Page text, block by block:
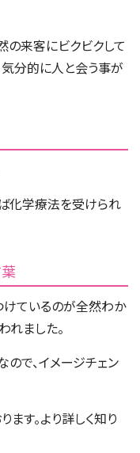
の来客にビクビクして
分的に人と会う事が
化学療法を受けられ
けているのが全然わか
れました。
で、イメージチェン
す。より詳しく知り